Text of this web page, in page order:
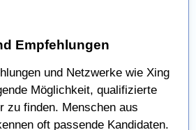
Empfehlungen
und Netzwerke wie Xing
Möglichkeit, qualifizierte
zu finden. Menschen aus
oft passende Kandidaten.